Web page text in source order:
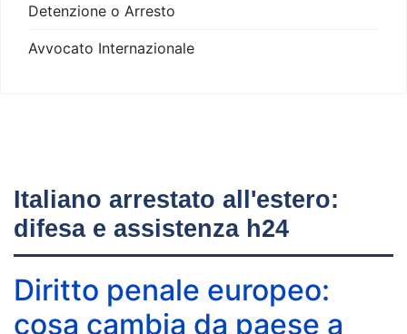
Detenzione o Arresto
Avvocato Internazionale
Italiano arrestato all'estero:
difesa e assistenza h24
Diritto penale europeo:
cosa cambia da paese a